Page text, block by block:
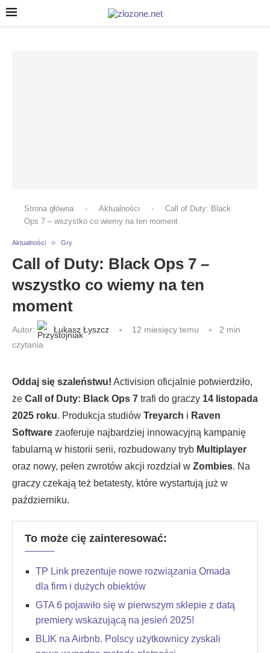
Strona główna - Aktualności -
Call of Duty: Black
Ops 7 – wszystko co wiemy na ten moment
Aktualności Gry
Call of Duty: Black Ops 7 –
wszystko co wiemy na ten
moment
Autor: Łukasz Łyszcz 12 miesięcy temu
2 min
czytania
Oddaj się szaleństwu! Activision oficjalnie potwierdziło,
że Call of Duty: Black Ops 7 trafi do graczy 14 listopada
2025 roku. Produkcja studiów Treyarch i Raven
Software zaoferuje najbardziej innowacyjną kampanię
fabularną w historii serii, rozbudowany tryb Multiplayer
oraz nowy, pełen zwrotów akcji rozdział w Zombies. Na
graczy czekają też betatesty, które wystartują już w
październiku.
To może cię zainteresować:
TP Link prezentuje nowe rozwiązania Omada
dla firm i dużych obiektów
GTA 6 pojawiło się w pierwszym sklepie z datą
premiery wskazującą na jesień 2025!
BLIK na Airbnb. Polscy użytkownicy zyskali